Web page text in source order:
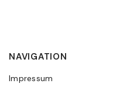
NAVIGATION
Impressum